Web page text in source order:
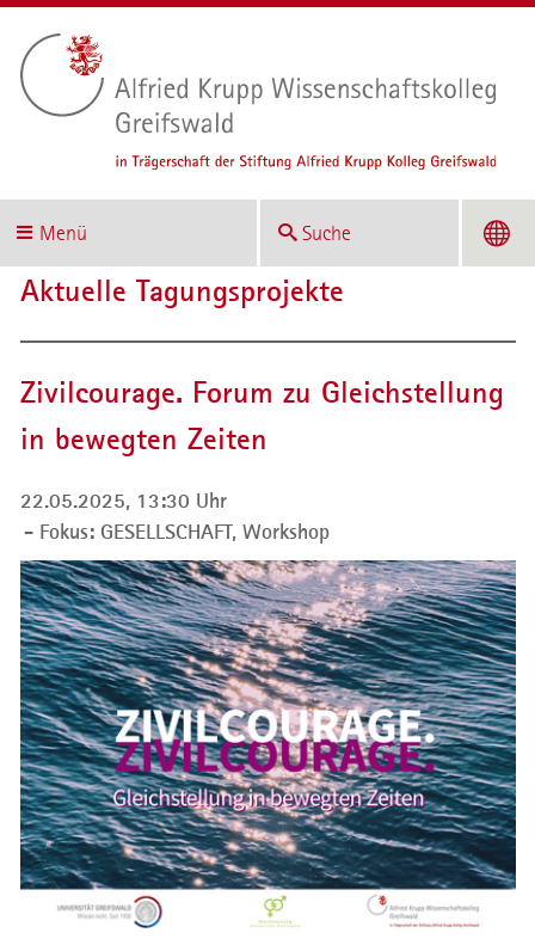
Menü Suche
Aktuelle Tagungsprojekte
Zivilcourage. Forum zu Gleichstellung
in bewegten Zeiten
22.05.2025, 13:30 Uhr
Fokus: GESELLSCHAFT, Workshop